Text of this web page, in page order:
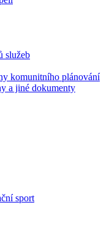
služeb
komunitního plánování
a jiné dokumenty
sport